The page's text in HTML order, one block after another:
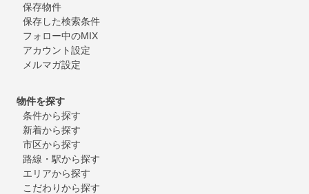
保存物件
保存した検索条件
フォロー中のMIX
アカウント設定
メルマガ設定
物件を探す
条件から探す
新着から探す
市区から探す
路線・駅から探す
エリアから探す
こだわりから探す